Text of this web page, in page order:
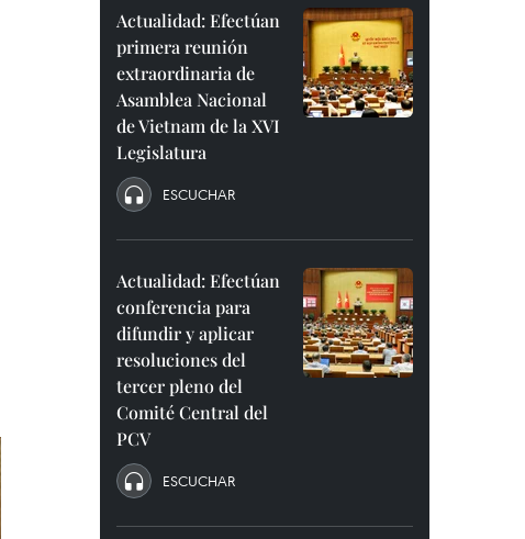
Actualidad: Efectúan
primera reunión
extraordinaria de
Asamblea Nacional
de Vietnam de la XVI
Legislatura
ESCUCHAR
Actualidad: Efectúan
conferencia para
difundir y aplicar
resoluciones del
tercer pleno del
Comité Central del
PCV
ESCUCHAR